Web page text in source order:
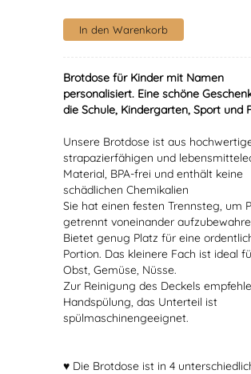
Brotdose für Kinder mit Namen
personalisiert. Eine schöne
die Schule, Kindergarten, Sport und
Unsere Brotdose ist aus
strapazierfähigen und
Material, BPA-frei und enthält keine
schädlichen Chemikalien
Sie hat einen festen Trennsteg, um
getrennt voneinander
Bietet genug Platz für eine
Portion. Das kleinere Fach ist ideal
Obst, Gemüse, Nüsse.
Zur Reinigung des Deckels
Handspülung, das Unterteil ist
spülmaschinengeeignet.
♥ Die Brotdose ist in 4